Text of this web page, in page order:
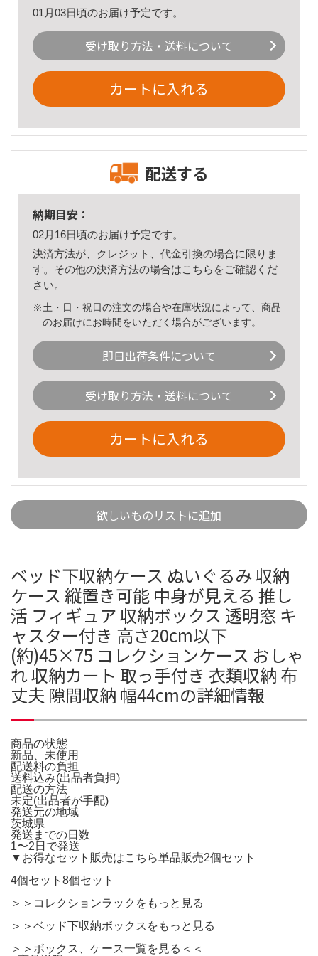
01月03日頃のお届け予定です。
受け取り方法・送料について
カートに入れる
配送する
納期目安：
02月16日頃のお届け予定です。
決済方法が、クレジット、代金引換の場合に限りま
す。その他の決済方法の場合はこちら をご確認くだ
さい。
※土・日・祝日の注文の場合や在庫状況によって、商品
のお届けにお時間をいただく場合がございます。
即日出荷条件について
受け取り方法・送料について
カートに入れる
欲しいものリストに追加
ベッド下収納ケース ぬいぐるみ 収納
ケース 縦置き可能 中身が見える 推し
活 フィギュア 収納ボックス 透明窓 キ
ャスター付き 高さ20cm以下
(約)45×75 コレクションケース おしゃ
れ 収納カート 取っ手付き 衣類収納 布
丈夫 隙間収納 幅44cmの詳細情報
商品の状態
新品、未使用
配送料の負担
送料込み(出品者負担)
配送の方法
未定(出品者が手配)
発送元の地域
茨城県
発送までの日数
1〜2日で発送
▼お得なセット販売はこちら単品販売2個セット
4個セット8個セット
＞＞コレクションラックをもっと見る
＞＞ベッド下収納ボックスをもっと見る
＞＞ボックス、ケース一覧を見る＜＜